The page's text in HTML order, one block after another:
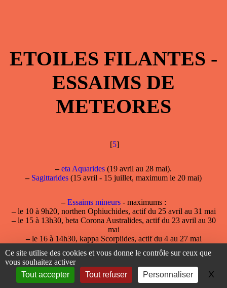
ETOILES FILANTES -
ESSAIMS DE
METEORES
[5]
– eta Aquarides (19 avril au 28 mai).
– Sagittarides (15 avril - 15 juillet, maximum le 20 mai)
– Essaims mineurs- maximums :
–le 10 à 9h20, northen Ophiuchides, actif du 25 avril au 31 mai
–le 15 à 13h30, beta Corona Australides, actif du 23 avril au 30
mai
–le 16 à 14h30, kappa Scorpiides, actif du 4 au 27 mai
le 17 à 15h25, southern Ophiuchides, actif du 13 au 26 mai
– Essaims diurnes- maximums :
–le 16 à 9h30, Arietides de mai, actif du 4 mai au 6 juin
Ce site utilise des cookies et vous donne le contrôle sur ceux que
vous souhaitez activer
Tout accepter
Tout refuser Personnaliser X